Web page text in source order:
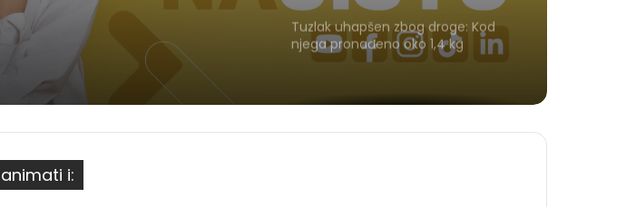
Tuzlak uhapšen zbog droge: Kod
njega pronađeno oko 1,4 kg
amfetamina i marihuane
i: